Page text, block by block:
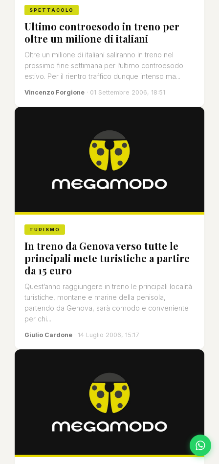
SPETTACOLO
Ultimo controesodo in treno per
oltre un milione di italiani
Oltre un milione di italiani saliranno in treno nel
prossimo fine settimana per l’ultimo controesodo
estivo. Per il rientro traffico dunque intenso ma...
Vincenzo Forgione · 01 Settembre 2006, 18:51
TURISMO
In treno da Genova verso tutte le
principali mete turistiche a partire
da 15 euro
Quest’anno raggiungere in treno le principali località
turistiche, montane e marine della penisola,
partendo da Genova, sarà comodo e conveniente
per chi...
Giulio Cardone · 14 Luglio 2006, 15:17